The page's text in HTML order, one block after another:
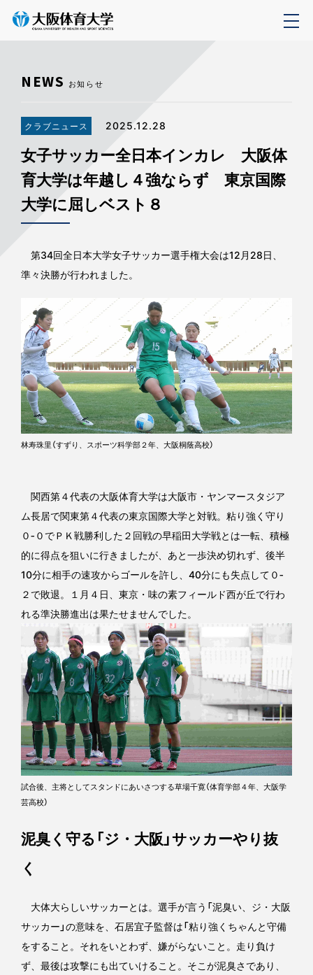
NEWS お知らせ
クラブニュース 2025.12.28
女子サッカー全日本インカレ 大阪体
育大学は年越し４強ならず 東京国際
大学に屈しベスト８
第34回全日本大学女子サッカー選手権大会は12月28日、
準々決勝が行われました。
林寿珠里（すずり、スポーツ科学部２年、大阪桐蔭高校）
関西第４代表の大阪体育大学は大阪市・ヤンマースタジア
ム長居で関東第４代表の東京国際大学と対戦。粘り強く守り
０‐０でＰＫ戦勝利した２回戦の早稲田大学戦とは一転、積極
的に得点を狙いに行きましたが、あと一歩決め切れず、後半
10分に相手の速攻からゴールを許し、40分にも失点して０‐
２で敗退。１月４日、東京・味の素フィールド西が丘で行わ
れる準決勝進出は果たせませんでした。
試合後、主将としてスタンドにあいさつする草場千寛（体育学部４年、大阪学
芸高校）
泥臭く守る「ジ・大阪」サッカーやり抜
く
大体大らしいサッカーとは。選手が言う「泥臭い、ジ・大阪
サッカー」の意味を、石居宜子監督は「粘り強くちゃんと守備
をすること。それをいとわず、嫌がらないこと。走り負け
ず、最後は攻撃にも出ていけること。そこが泥臭さであり、